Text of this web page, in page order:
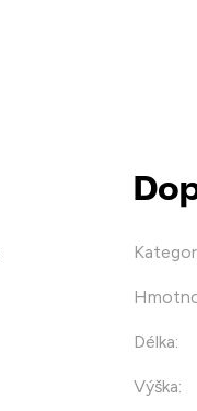
Délka:
Výška: